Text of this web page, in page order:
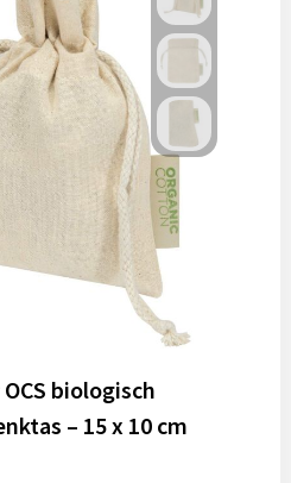
biologisch
– 15 x 10 cm